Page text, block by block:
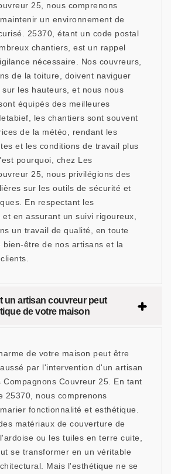
25, nous comprenons
un environnement de
25370, étant un code postal
chantiers, est un rappel
nécessaire. Nos couvreurs,
de la toiture, doivent naviguer
les hauteurs, et nous nous
équipés des meilleures
les chantiers sont souvent
de la météo, rendant les
et les conditions de travail plus
pourquoi, chez Les
25, nous privilégions des
sur les outils de sécurité et
En respectant les
et en assurant un suivi rigoureux,
un travail de qualité, en toute
bien-être de nos artisans et la
un artisan couvreur peut
de votre maison
de votre maison peut être
par l'intervention d'un artisan
Compagnons Couvreur 25. En tant
25370, nous comprenons
fonctionnalité et esthétique.
matériaux de couverture de
ou les tuiles en terre cuite,
se transformer en un véritable
Mais l'esthétique ne se